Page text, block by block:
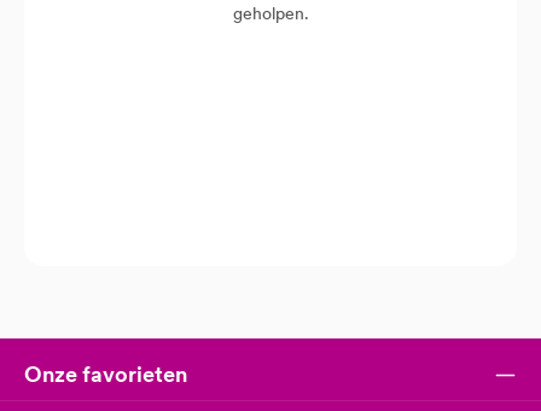
geholpen.
Onze favorieten